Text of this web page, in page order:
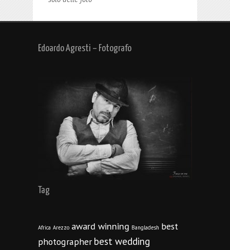
Edoardo Agresti – Fotografo
Tag
Africa Arezzo award winning Bangladesh best
photographer best wedding